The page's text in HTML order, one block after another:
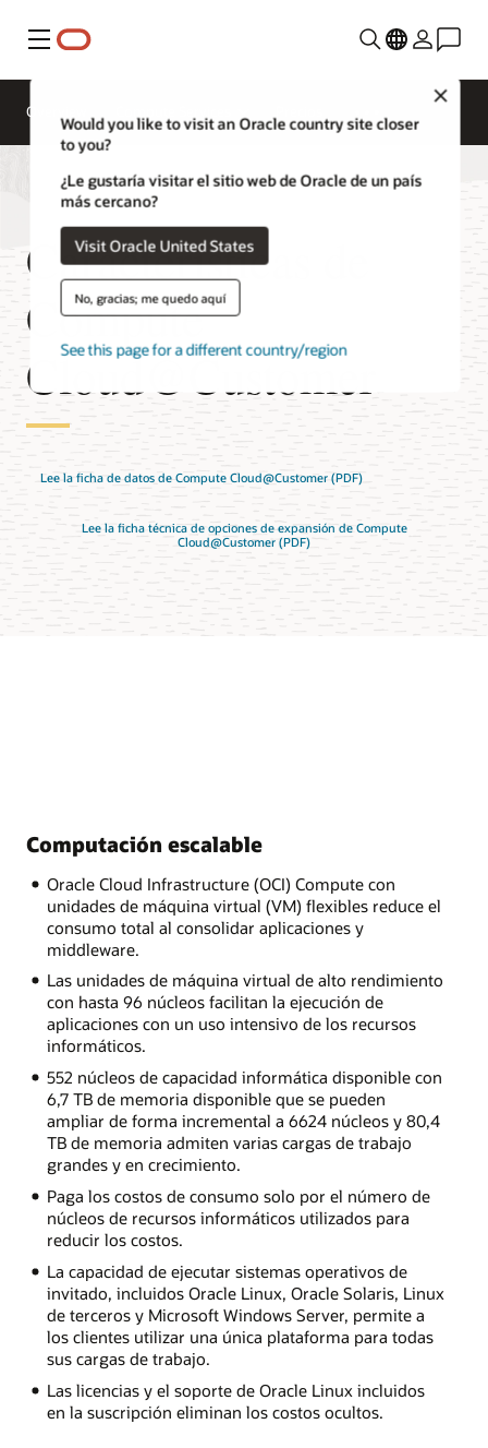
Menú
Would you like to visit an Oracle country site closer
to you?
¿Le gustaría visitar el sitio web de Oracle de un país
más cercano?
Visit Oracle United States
No, gracias; me quedo aquí
See this page for a different country/region
Overview
Características de
Compute
Cloud@Customer
Lee la ficha de datos de Compute Cloud@Customer (PDF)
Lee la ficha técnica de opciones de expansión de Compute
Cloud@Customer (PDF)
Computación escalable
Oracle Cloud Infrastructure (OCI) Compute con
unidades de máquina virtual (VM) flexibles reduce el
consumo total al consolidar aplicaciones y
middleware.
Las unidades de máquina virtual de alto rendimiento
con hasta 96 núcleos facilitan la ejecución de
aplicaciones con un uso intensivo de los recursos
informáticos.
552 núcleos de capacidad informática disponible con
6,7 TB de memoria disponible que se pueden
ampliar de forma incremental a 6624 núcleos y 80,4
TB de memoria admiten varias cargas de trabajo
grandes y en crecimiento.
Paga los costos de consumo solo por el número de
núcleos de recursos informáticos utilizados para
reducir los costos.
La capacidad de ejecutar sistemas operativos de
invitado, incluidos Oracle Linux, Oracle Solaris, Linux
de terceros y Microsoft Windows Server, permite a
los clientes utilizar una única plataforma para todas
sus cargas de trabajo.
Las licencias y el soporte de Oracle Linux incluidos
en la suscripción eliminan los costos ocultos.